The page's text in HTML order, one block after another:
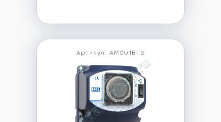
Артикул: AM001BTS